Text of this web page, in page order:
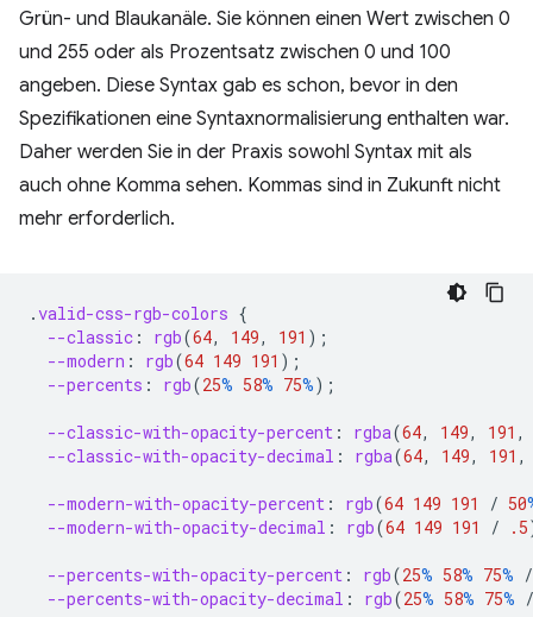
Grün- und Blaukanäle. Sie können einen Wert zwischen 0
und 255 oder als Prozentsatz zwischen 0 und 100
angeben. Diese Syntax gab es schon, bevor in den
Spezifikationen eine Syntaxnormalisierung enthalten war.
Daher werden Sie in der Praxis sowohl Syntax mit als
auch ohne Komma sehen. Kommas sind in Zukunft nicht
mehr erforderlich.
.valid-css-rgb-colors {
--classic : rgb(64, 149, 191 );
--modern : rgb(64 149 191 );
--percents : rgb(25% 58% 75%);
--classic-with-opacity-percent : rgba(64, 149, 191 ,
--classic-with-opacity-decimal : rgba(64, 149, 191 ,
--modern-with-opacity-percent : rgb(64 149 191 / 50
--modern-with-opacity-decimal : rgb(64 149 191 / .5
--percents-with-opacity-percent : rgb(25% 58% 75% /
--percents-with-opacity-decimal : rgb(25% 58% 75% /